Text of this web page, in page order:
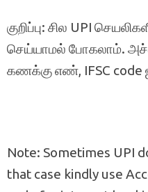
குறிப்பு: சில UPI
செய்யாமல் போகலாம்.
கணக்கு எண், IFSC code
Note: Sometimes UPI
that case kindly use